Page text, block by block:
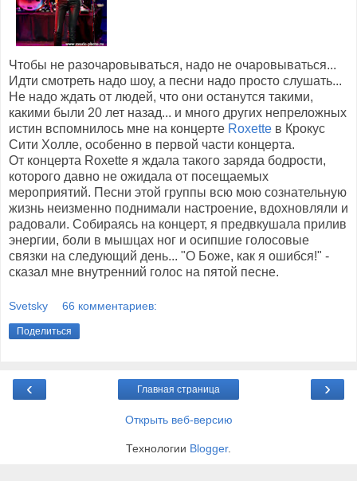
Чтобы не разочаровываться, надо не очаровываться...
Идти смотреть надо шоу, а песни надо просто слушать...
Не надо ждать от людей, что они останутся такими,
какими были 20 лет назад... и много других непреложных
истин вспомнилось мне на концерте Roxette в Крокус
Сити Холле, особенно в первой части концерта.
От концерта Roxette я ждала такого заряда бодрости,
которого давно не ожидала от посещаемых
мероприятий. Песни этой группы всю мою сознательную
жизнь неизменно поднимали настроение, вдохновляли и
радовали. Собираясь на концерт, я предвкушала прилив
энергии, боли в мышцах ног и осипшие голосовые
связки на следующий день... "О Боже, как я ошибся!" -
сказал мне внутренний голос на пятой песне.
Svetsky 66 комментариев:
Поделиться
‹ ›
Главная страница
Открыть веб-версию
Технологии Blogger.